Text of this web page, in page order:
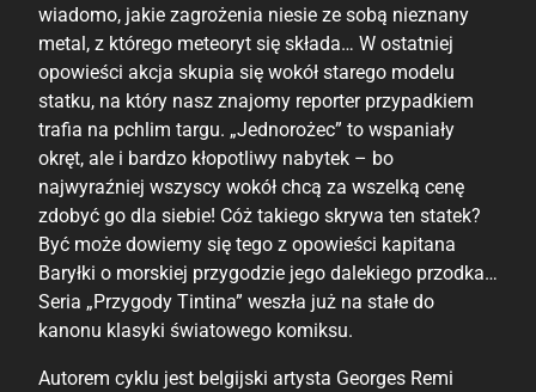
wiadomo, jakie zagrożenia niesie ze sobą nieznany
metal, z którego meteoryt się składa… W ostatniej
opowieści akcja skupia się wokół starego modelu
statku, na który nasz znajomy reporter przypadkiem
trafia na pchlim targu. „Jednorożec” to wspaniały
okręt, ale i bardzo kłopotliwy nabytek – bo
najwyraźniej wszyscy wokół chcą za wszelką cenę
zdobyć go dla siebie! Cóż takiego skrywa ten statek?
Być może dowiemy się tego z opowieści kapitana
Baryłki o morskiej przygodzie jego dalekiego przodka…
Seria „Przygody Tintina” weszła już na stałe do
kanonu klasyki światowego komiksu.
Autorem cyklu jest belgijski artysta Georges Remi